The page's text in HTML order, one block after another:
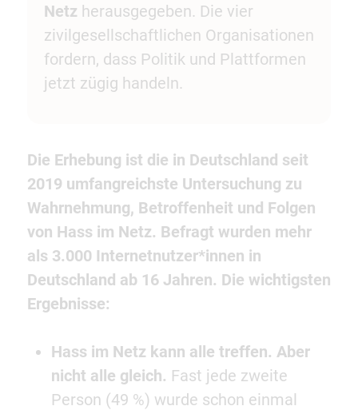
Netz herausgegeben. Die vier
zivilgesellschaftlichen Organisationen
fordern, dass Politik und Plattformen
jetzt zügig handeln.
Die Erhebung ist die in Deutschland seit
2019 umfangreichste Untersuchung zu
Wahrnehmung, Betroffenheit und Folgen
von Hass im Netz. Befragt wurden mehr
als 3.000 Internetnutzer*innen in
Deutschland ab 16 Jahren. Die wichtigsten
Ergebnisse:
Hass im Netz kann alle treffen. Aber
nicht alle gleich. Fast jede zweite
Person (49 %) wurde schon einmal